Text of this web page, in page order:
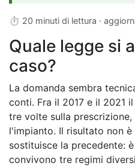
⏱ 20 minuti di lettura ·
Quale legge si
caso?
La domanda sembra
conti. Fra il 2017 e il 2021
tre volte sulla
l'impianto. Il risultato non
sostituisce la precedente: è
convivono tre regimi